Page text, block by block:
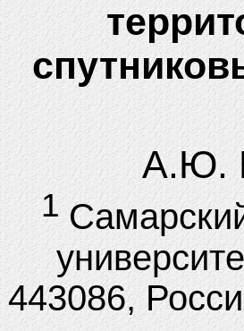
А.Ю.
1
443086,